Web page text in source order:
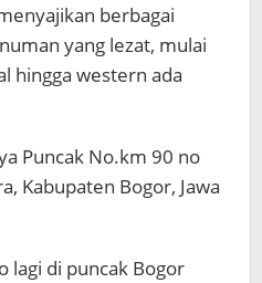
berbagai
yang lezat, mulai
hingga western ada
Puncak No.km 90 no
Kabupaten Bogor, Jawa
lagi di puncak Bogor